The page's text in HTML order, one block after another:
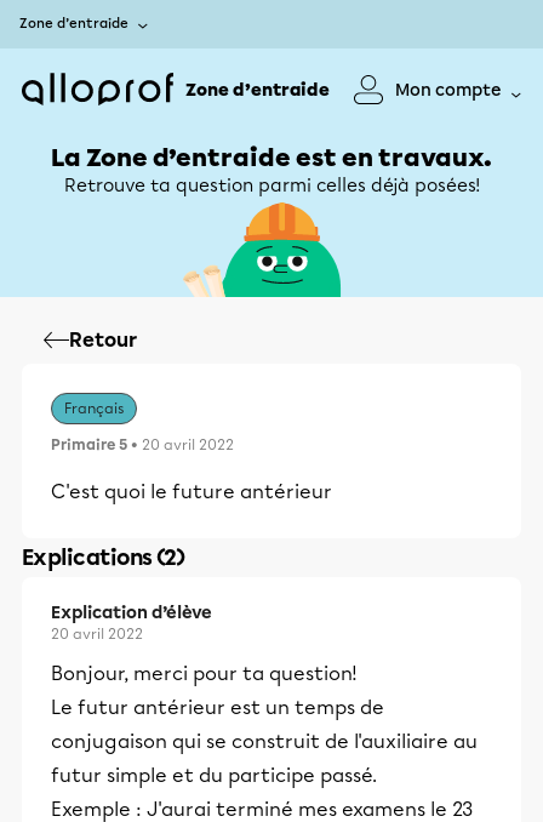
Zone d’entraide
Zone d’entraide Mon compte
La Zone d’entraide est en travaux.
Retrouve ta question parmi celles déjà posées!
Retour
Français
Primaire 5 • 20 avril 2022
C'est quoi le future antérieur
Explications (2)
Explication d’élève
20 avril 2022
Bonjour, merci pour ta question!
Le futur antérieur est un temps de
conjugaison qui se construit de l'auxiliaire au
futur simple et du participe passé.
Exemple : J'aurai terminé mes examens le 23